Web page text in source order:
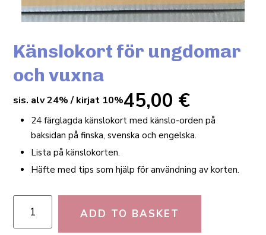
Känslokort för ungdomar
och vuxna
45,00€
sis. alv 24% / kirjat 10%
24 färglagda känslokort med känslo-orden på
baksidan på finska, svenska och engelska.
Lista på känslokorten.
Häfte med tips som hjälp för användning av korten.
ADD TO BASKET